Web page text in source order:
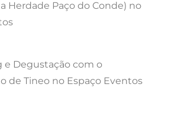
Herdade Paço do Conde) no
e Degustação com o
de Tineo no Espaço Eventos